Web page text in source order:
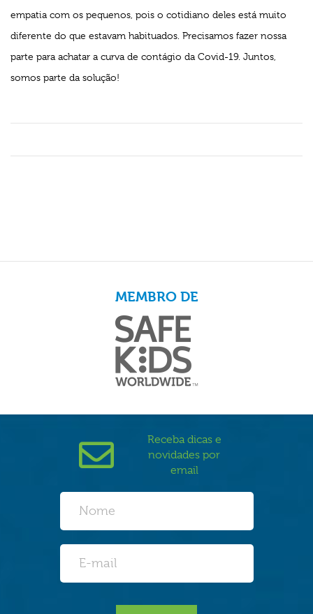
empatia com os pequenos, pois o cotidiano deles está muito
diferente do que estavam habituados. Precisamos fazer nossa
parte para achatar a curva de contágio da Covid-19. Juntos,
somos parte da solução!
MEMBRO DE
Receba dicas e
novidades por
email